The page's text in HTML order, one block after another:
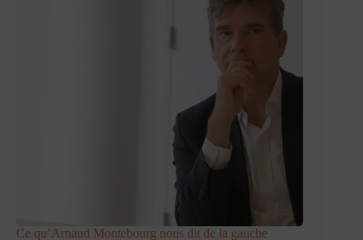
Ce qu’Arnaud Montebourg nous dit de la gauche